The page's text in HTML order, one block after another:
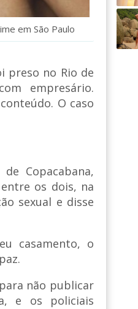
em São Paulo
preso no Rio de
empresário.
O caso
Copacabana,
os dois, na
sexual e disse
casamento, o
não publicar
e os policiais